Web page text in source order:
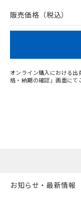
問い合わせください
販売価格（税込）
オンライン購入における
格・納期の確認」画面にて
お知らせ・最新情報